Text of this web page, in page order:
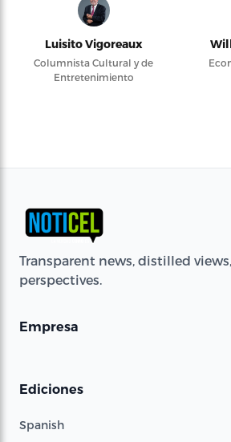
Luisito Vigoreaux
Columnista Cultural y de
Entretenimiento
Transparent news, distilled
perspectives.
Empresa
Ediciones
Spanish